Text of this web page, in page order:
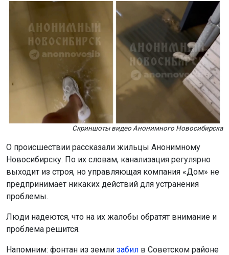
Скриншоты видео Анонимного Новосибирска
О происшествии рассказали жильцы Анонимному
Новосибирску. По их словам, канализация регулярно
выходит из строя, но управляющая компания «Дом» не
предпринимает никаких действий для устранения
проблемы.
Люди надеются, что на их жалобы обратят внимание и
проблема решится.
Напомним: фонтан из земли забил в Советском районе